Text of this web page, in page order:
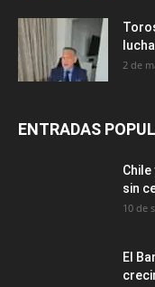
2 de
ENTRADAS
sin
10 de
El